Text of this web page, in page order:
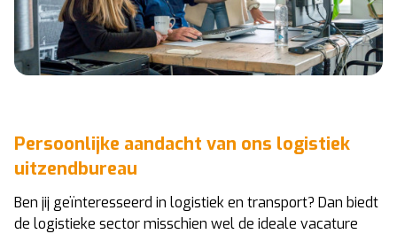
Persoonlijke aandacht van ons logistiek
uitzendbureau
Ben jij geïnteresseerd in logistiek en transport? Dan biedt
de logistieke sector misschien wel de ideale vacature